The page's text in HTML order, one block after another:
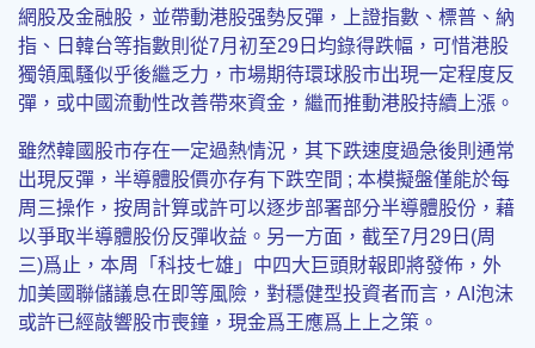
網股及金融股，並帶動港股强勢反彈，上證指數、標普、納
指、日韓台等指數則從7月初至29日均錄得跌幅，可惜港股
獨領風騷似乎後繼乏力，市場期待環球股市出現一定程度反
彈，或中國流動性改善帶來資金，繼而推動港股持續上漲。
雖然韓國股市存在一定過熱情況，其下跌速度過急後則通常
出現反彈，半導體股價亦存有下跌空間 ; 本模擬盤僅能於每
周三操作，按周計算或許可以逐步部署部分半導體股份，藉
以爭取半導體股份反彈收益。另一方面，截至7月29日(周
三)爲止，本周「科技七雄」中四大巨頭財報即將發佈，外
加美國聯儲議息在即等風險，對穩健型投資者而言，AI泡沫
或許已經敲響股市喪鐘，現金爲王應爲上上之策。